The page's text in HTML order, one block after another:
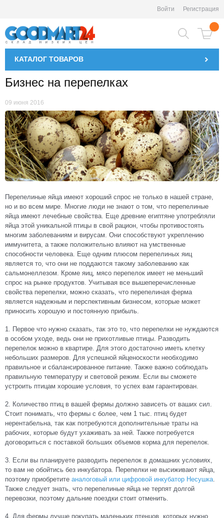
Войти Регистрация
КАТАЛОГ ТОВАРОВ
Бизнес на перепелках
09 июня 2016
Перепелиные яйца имеют хороший спрос не только в нашей стране,
но и во всем мире. Многие люди не знают о том, что перепелиные
яйца имеют лечебные свойства. Еще древние египтяне употребляли
яйца этой уникальной птицы в свой рацион, чтобы противостоять
многим заболеваниям и вирусам. Они способствуют укреплению
иммунитета, а также положительно влияют на умственные
способности человека. Еще одним плюсом перепелиных яиц
является то, что они не поддаются такому заболеванию как
сальмонеллезом. Кроме яиц, мясо перепелок имеет не меньший
спрос на рынке продуктов. Учитывая все вышеперечисленные
свойства перепелки, можно сказать, что перепелиная ферма
является надежным и перспективным бизнесом, которые может
приносить хорошую и постоянную прибыль.
1. Первое что нужно сказать, так это то, что перепелки не нуждаются
в особом уходе, ведь они не прихотливые птицы. Разводить
перепелок можно в квартире. Для этого достаточно иметь клетку
небольших размеров. Для успешной яйценоскости необходимо
правильное и сбалансированное питание. Также важно соблюдать
правильную температуру и световой режим. Если вы сможете
устроить птицам хорошие условия, то успех вам гарантирован.
2. Количество птиц в вашей фермы должно зависеть от ваших сил.
Стоит понимать, что фермы с более, чем 1 тыс. птиц будет
нерентабельна, так как потребуются дополнительные траты на
рабочих, которые будут ухаживать за ней. Также потребуется
договориться с поставкой больших объемов корма для перепелок.
3. Если вы планируете разводить перепелок в домашних условиях,
то вам не обойтись без инкубатора. Перепелки не высиживают яйца,
поэтому приобретите аналоговый или цифровой инкубатор Несушка.
Также следует знать, что перепелиные яйца не терпят долгой
перевозки, поэтому дальние поездки стоит отменить.
4. Для фермы лучше покупать маленьких птенцов, которых нужно